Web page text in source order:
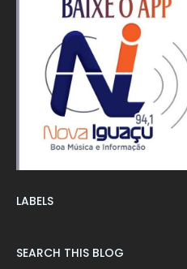
LABELS
SEARCH THIS BLOG